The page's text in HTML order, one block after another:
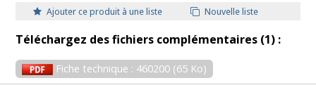
Ajouter ce produit à une liste Nouvelle liste
Téléchargez des fichiers complémentaires (1) :
Fiche technique : 460200 (65 Ko)